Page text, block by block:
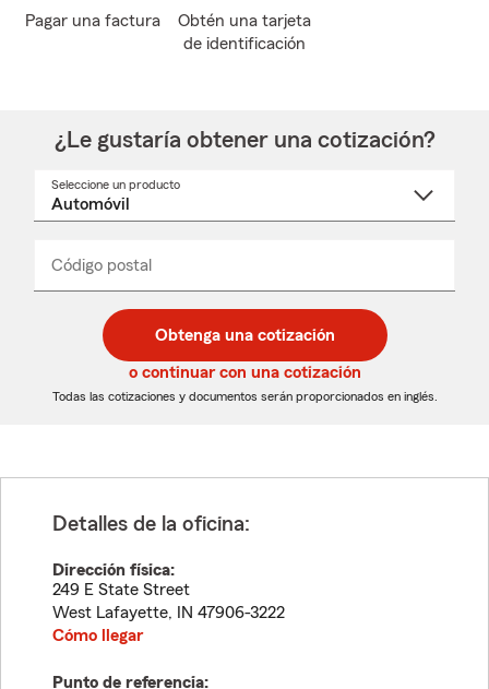
Pagar una factura
Obtén una tarjeta
de identificación
¿Le gustaría obtener una cotización?
Seleccione un producto
desplegable
Código postal
de
5
dígitos
de
5
dígitos
_____
Obtenga una cotización
o continuar con una cotización
Todas las cotizaciones y documentos serán proporcionados en inglés.
Detalles de la oficina:
Dirección física:
249 E State Street
West Lafayette, IN 47906-3222
Cómo llegar
Punto de referencia: